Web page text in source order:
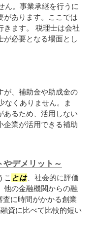
ん。事業承継を行うに
があります。ここでは
きます。 税理士は会社
が必要となる場面とし
が、補助金や助成金の
なくありません。ま
あるため、活用しない
企業が活用できる補助
デメリット～
こ とは、社会的に評価
他の金融機関からの融
に時間がかかる創業
資に比べて比較的短い